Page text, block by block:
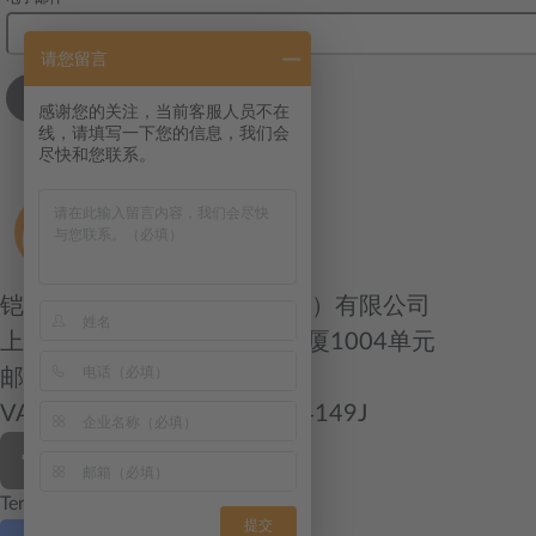
铠瑞凯尔国际货运代理（上海）有限公司
上海浙江中路400号春申江大厦1004单元
邮编：200001
VAT/Org.: 91310000583484149J
Terms & Conditions
请您留言
感谢您的关注，当前客服人员不在
线，请填写一下您的信息，我们会
尽快和您联系。
提交